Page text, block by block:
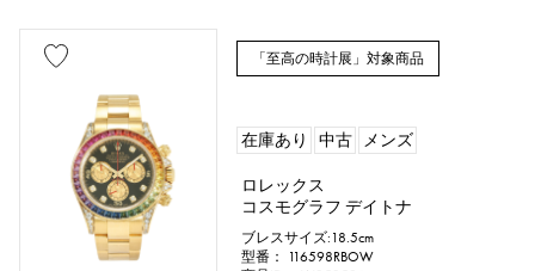
「至高の時計展」対象商品
在庫あり 中古 メンズ
ロレックス
コスモグラフ デイトナ
ブレスサイズ:18.5cm
型番： 116598RBOW